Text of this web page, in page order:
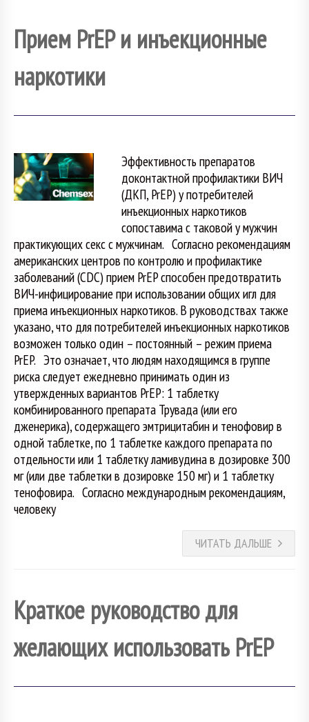
Прием PrEP и инъекционные
наркотики
Эффективность препаратов
доконтактной профилактики ВИЧ
(ДКП, PrEP) у потребителей
инъекционных наркотиков
сопоставима с таковой у мужчин
практикующих секс с мужчинам. Согласно рекомендациям
американских центров по контролю и профилактике
заболеваний (CDC) прием PrEP способен предотвратить
ВИЧ-инфицирование при использовании общих игл для
приема инъекционных наркотиков. В руководствах также
указано, что для потребителей инъекционных наркотиков
возможен только один – постоянный – режим приема
PrEP. Это означает, что людям находящимся в группе
риска следует ежедневно принимать один из
утвержденных вариантов PrEP: 1 таблетку
комбинированного препарата Трувада (или его
дженерика), содержащего эмтрицитабин и тенофовир в
одной таблетке, по 1 таблетке каждого препарата по
отдельности или 1 таблетку ламивудина в дозировке 300
мг (или две таблетки в дозировке 150 мг) и 1 таблетку
тенофовира. Согласно международным рекомендациям,
человеку
ЧИТАТЬ ДАЛЬШЕ
Краткое руководство для
желающих использовать PrEP